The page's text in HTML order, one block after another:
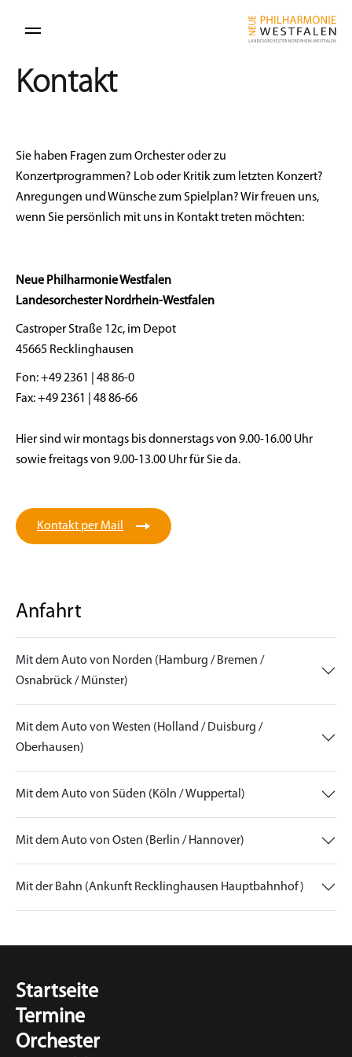
Kontakt
Sie haben Fragen zum Orchester oder zu
Konzertprogrammen? Lob oder Kritik zum letzten Konzert?
Anregungen und Wünsche zum Spielplan? Wir freuen uns,
wenn Sie persönlich mit uns in Kontakt treten möchten:
Neue Philharmonie Westfalen
Landesorchester Nordrhein-Westfalen
Castroper Straße 12c, im Depot
45665 Recklinghausen
Fon: +49 2361 | 48 86-0
Fax: +49 2361 | 48 86-66
Hier sind wir montags bis donnerstags von 9.00-16.00 Uhr
sowie freitags von 9.00-13.00 Uhr für Sie da.
Kontakt per Mail
Anfahrt
Mit dem Auto von Norden (Hamburg / Bremen /
Osnabrück / Münster)
Mit dem Auto von Westen (Holland / Duisburg /
Oberhausen)
Mit dem Auto von Süden (Köln / Wuppertal)
Mit dem Auto von Osten (Berlin / Hannover)
Mit der Bahn (Ankunft Recklinghausen Hauptbahnhof)
Startseite
Termine
Orchester